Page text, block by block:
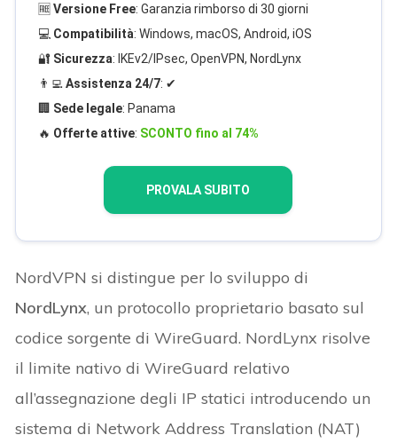
🆓Versione Free: Garanzia rimborso di 30 giorni
💻 Compatibilità: Windows, macOS, Android, iOS
🔐 Sicurezza: IKEv2/IPsec, OpenVPN, NordLynx
👨‍💻Assistenza 24/7: ✔
🏢 Sede legale: Panama
🔥 Offerte attive: SCONTO fino al 74%
PROVALA SUBITO
NordVPN si distingue per lo sviluppo di
NordLynx, un protocollo proprietario basato sul
codice sorgente di WireGuard. NordLynx risolve
il limite nativo di WireGuard relativo
all’assegnazione degli IP statici introducendo un
sistema di Network Address Translation (NAT)